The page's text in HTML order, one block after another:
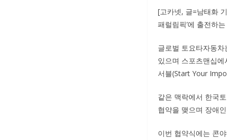
[고카넷, 글=남태화
패럴림픽’에 출전하
글로벌 토요타자동
있으며 스포츠맨십
서블(Start Your
같은 맥락에서 한국
협약을 맺으며 장애
이번 협약식에는 콘